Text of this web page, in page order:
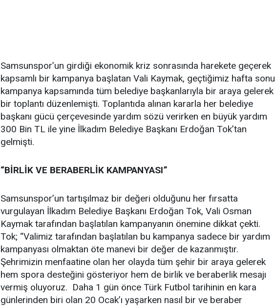
Samsunspor’un girdiği ekonomik kriz sonrasında harekete geçerek
kapsamlı bir kampanya başlatan Vali Kaymak, geçtiğimiz hafta sonu
kampanya kapsamında tüm belediye başkanlarıyla bir araya gelerek
bir toplantı düzenlemişti. Toplantıda alınan kararla her belediye
başkanı gücü çerçevesinde yardım sözü verirken en büyük yardım
300 Bin TL ile yine İlkadım Belediye Başkanı Erdoğan Tok’tan
gelmişti.
“BİRLİK VE BERABERLİK KAMPANYASI”
Samsunspor’un tartışılmaz bir değeri olduğunu her fırsatta
vurgulayan İlkadım Belediye Başkanı Erdoğan Tok, Vali Osman
Kaymak tarafından başlatılan kampanyanın önemine dikkat çekti.
Tok; “Valimiz tarafından başlatılan bu kampanya sadece bir yardım
kampanyası olmaktan öte manevi bir değer de kazanmıştır.
Şehrimizin menfaatine olan her olayda tüm şehir bir araya gelerek
hem spora desteğini gösteriyor hem de birlik ve beraberlik mesajı
vermiş oluyoruz. Daha 1 gün önce Türk Futbol tarihinin en kara
günlerinden biri olan 20 Ocak’ı yaşarken nasıl bir ve beraber